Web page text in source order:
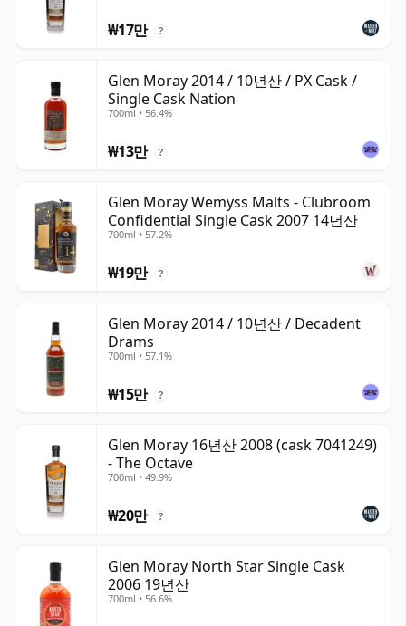
₩17만 ?
Glen Moray 2014 / 10년산 / PX Cask /
Single Cask Nation
700ml • 56.4%
₩13만 ?
Glen Moray Wemyss Malts - Clubroom
Confidential Single Cask 2007 14년산
700ml • 57.2%
₩19만 ?
Glen Moray 2014 / 10년산 / Decadent
Drams
700ml • 57.1%
₩15만 ?
Glen Moray 16년산 2008 (cask 7041249)
- The Octave
700ml • 49.9%
₩20만 ?
Glen Moray North Star Single Cask
2006 19년산
700ml • 56.6%